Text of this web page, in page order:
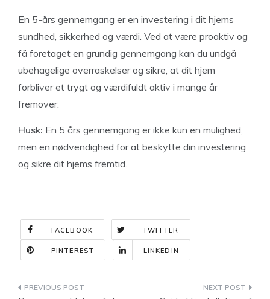
En 5-års gennemgang er en investering i dit hjems
sundhed, sikkerhed og værdi. Ved at være proaktiv og
få foretaget en grundig gennemgang kan du undgå
ubehagelige overraskelser og sikre, at dit hjem
forbliver et trygt og værdifuldt aktiv i mange år
fremover.
Husk: En 5 års gennemgang er ikke kun en mulighed,
men en nødvendighed for at beskytte din investering
og sikre dit hjems fremtid.
FACEBOOK TWITTER
PINTEREST LINKEDIN
Indlægsnavigation